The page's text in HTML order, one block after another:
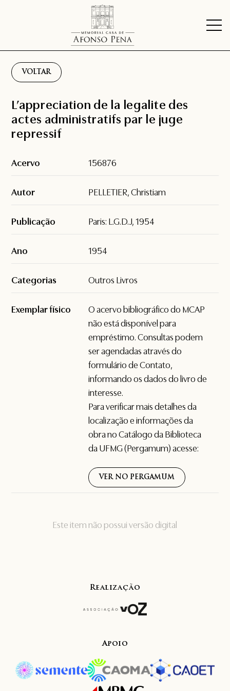
VOLTAR
Este item não possui versão digital
L’appreciation de la legalite des
actes administratifs par le juge
repressif
Acervo 156876
Autor PELLETIER, Christiam
Publicação Paris: L.G.D.J, 1954
Ano 1954
Categorias Outros Livros
Exemplar físico
O acervo bibliográfico do MCAP
não está disponível para
empréstimo. Consultas podem
ser agendadas através do
formulário deContato,
informando os dados do livro de
interesse.
Para verificar mais detalhes da
localização e informações da
obra no Catálogo da Biblioteca
da UFMG (Pergamum) acesse:
VER NO PERGAMUM
Realização
Apoio